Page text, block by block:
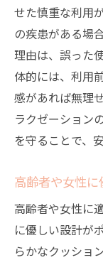
せた慎重な利用
の疾患がある場
理由は、誤った
体的には、利用
感があれば無理
ラクゼーション
を守ることで、
高齢者や女性
高齢者や女性に
に優しい設計が
らかなクッショ